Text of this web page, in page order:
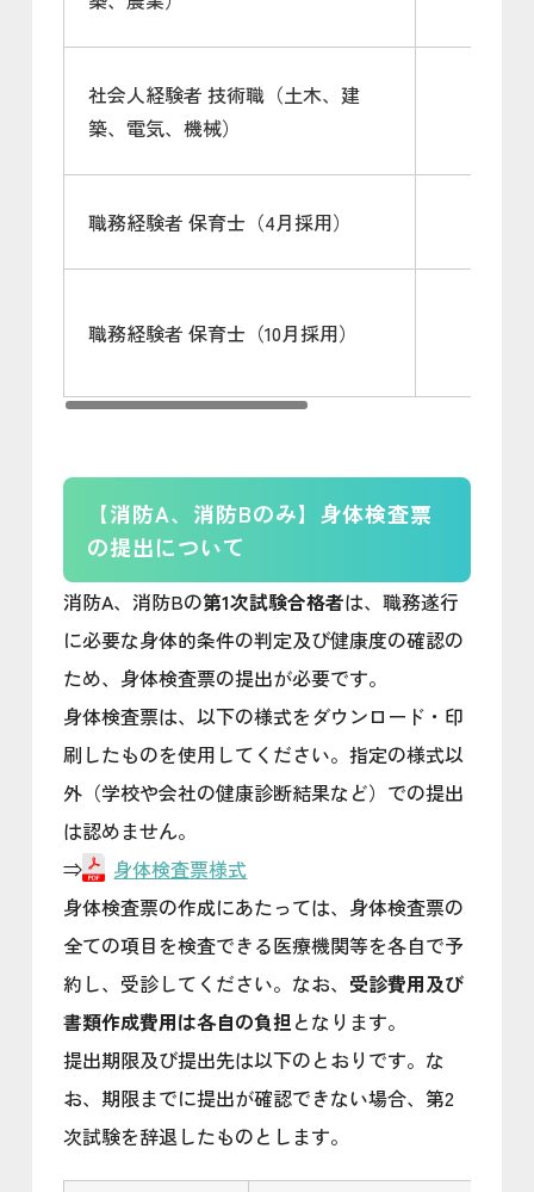
社会人経験者 技術職（土木、建
築、電気、機械）
職務経験者 保育士（4月採用）
職務経験者 保育士（10月採用）
【消防A、消防Bのみ】身体検査票
の提出について
消防A、消防Bの第1次試験合格者は、職務遂行
に必要な身体的条件の判定及び健康度の確認の
ため、身体検査票の提出が必要です。
身体検査票は、以下の様式をダウンロード・印
刷したものを使用してください。指定の様式以
外（学校や会社の健康診断結果など）での提出
は認めません。
⇒
身体検査票様式
身体検査票の作成にあたっては、身体検査票の
全ての項目を検査できる医療機関等を各自で予
約し、受診してください。なお、 受診費用及び
書類作成費用は各自の負担となります。
提出期限及び提出先は以下のとおりです。な
お、期限までに提出が確認できない場合、第2
次試験を辞退したものとします。